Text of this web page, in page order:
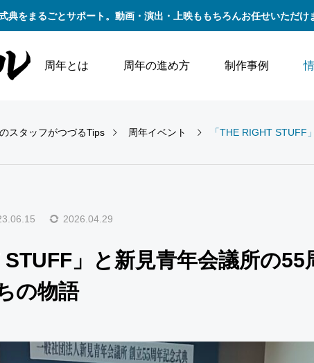
典をまるごとサポート。動画・演出・上映ももちろんお任せいただけ
周年とは 周年の進め方 制作事例
スタッフがつづるTips 周年イベント 「THE RIGHT STUFF」と新見青年
2026.04.29
STUFF」と新見青年会議所の
の物語